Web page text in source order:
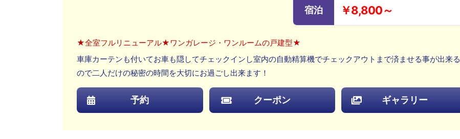
宿泊 ￥8,800～
★全室フルリニューアル★ワンガレージ・ワンルームの戸建型★
車庫カーテンも付いてお車も隠してチェックインし室内の自動精算機でチェックアウトまで済ませる事が出来る
ので二人だけの秘密の時間を大切にお過ごし出来ます！
予約 クーポン ギャラリー